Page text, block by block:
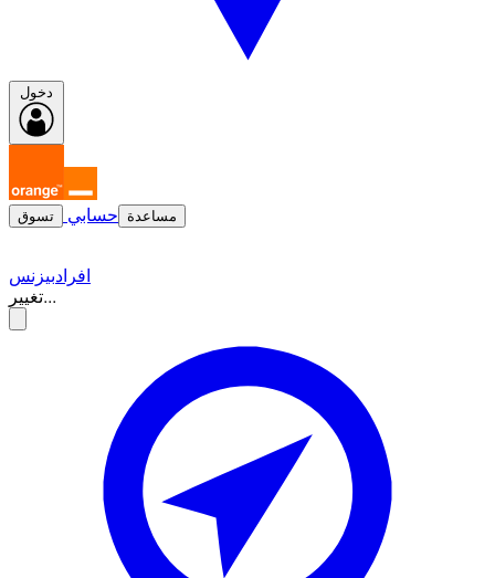
تسوق حسابي مساعدة
افرادبيزنس
تغيير...